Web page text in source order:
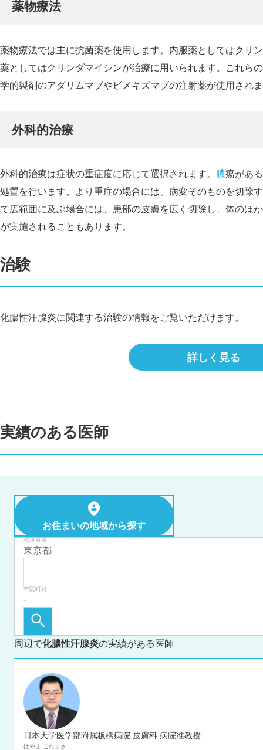
薬物療法
薬物療法では主に抗菌薬を使用します。内服薬としてはクリ
薬としてはクリンダマイシンが治療に用いられます。これら
学的製剤のアダリムマブやビメキズマブの注射薬が使用され
外科的治療
外科的治療は症状の重症度に応じて選択されます。 膿瘍があ
処置を行います。より重症の場合には、病変そのものを切除
て広範囲に及ぶ場合には、患部の皮膚を広く切除し、体のほ
が実施されることもあります。
治験
化膿性汗腺炎に関連する治験の情報をご覧いただけます。
詳しく見る
実績のある医師
お住まいの地域から探す
都道府県
市区町村
周辺で化膿性汗腺炎の実績がある医師
日本大学医学部附属板橋病院 皮膚科 病院准教授
はやま これまさ